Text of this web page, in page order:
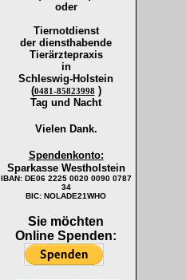
oder
Tiernotdienst
der diensthabende
Tierärztepraxis
in
Schleswig-Holstein
(0481-85823998 )
Tag und Nacht
Vielen Dank.
Spendenkonto:
Sparkasse Westholstein
IBAN: DE06 2225 0020 0090 0787
34
BIC: NOLADE21WHO
Sie möchten
Online Spenden: